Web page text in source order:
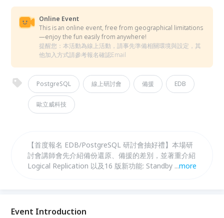
Online Event
This is an online event, free from geographical limitations
—enjoy the fun easily from anywhere!
提醒您：本活動為線上活動，請事先準備相關環境與設定，其
他加入方式請參考報名確認Email
PostgreSQL 線上研討會 備援 EDB
歐立威科技
【首度報名 EDB/PostgreSQL 研討會抽好禮】本場研
討會講師會先介紹備份還原、備援的差別，並著重介紹
Logical Replication 以及16 版新功能: Standby Server
...more
Event Introduction